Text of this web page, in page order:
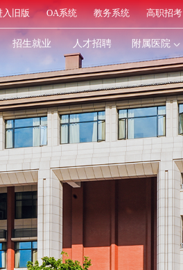
入旧版 OA系统 教务系统 高职招考
招生就业 人才招聘 附属医院